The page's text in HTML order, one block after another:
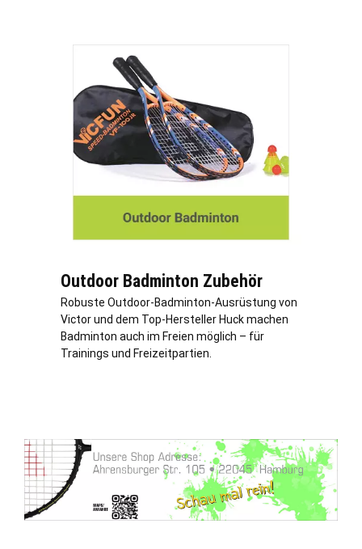
Outdoor Badminton Zubehör
Robuste Outdoor-Badminton-Ausrüstung von
Victor und dem Top-Hersteller Huck machen
Badminton auch im Freien möglich – für
Trainings und Freizeitpartien.